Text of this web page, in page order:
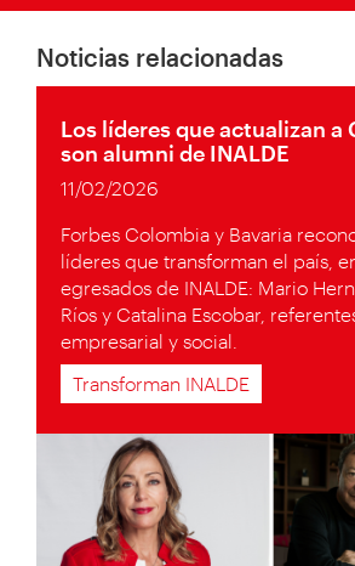
Noticias relacionadas
Los líderes que actualizan a
son alumni de INALDE
11/02/2026
Forbes Colombia y Bavaria
líderes que transforman el país,
egresados de INALDE: Mario
Ríos y Catalina Escobar,
empresarial y social.
Transforman INALDE